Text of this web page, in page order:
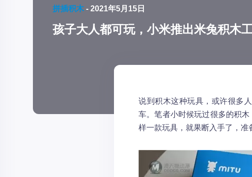
拼插积木 - 2021年5月15日
孩子大人都可玩，小米推出米兔积木
说到积木这种玩具，或许很多
车。笔者小时候玩过很多的积
样一款玩具，就果断入手了，准